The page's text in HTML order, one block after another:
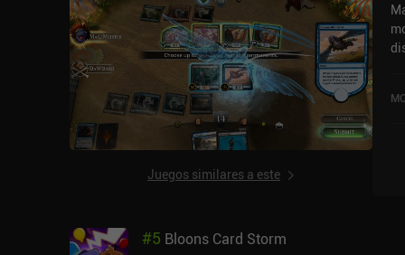
Juegos similares a este
#5 Bloons Card Storm